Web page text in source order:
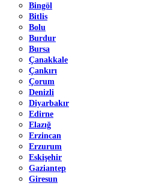
Bingöl
Bitlis
Bolu
Burdur
Bursa
Çanakkale
Çankırı
Çorum
Denizli
Diyarbakır
Edirne
Elazığ
Erzincan
Erzurum
Eskişehir
Gaziantep
Giresun